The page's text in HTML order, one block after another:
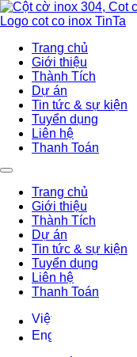
Trang chủ
Giới thiệu
Thành Tích
Dự án
Tin tức & sự kiện
Tuyển dụng
Liên hệ
Thanh Toán
Trang chủ
Giới thiệu
Thành Tích
Dự án
Tin tức & sự kiện
Tuyển dụng
Liên hệ
Thanh Toán